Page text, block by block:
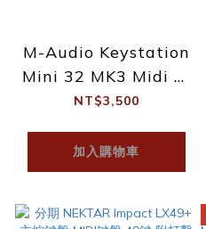
M-Audio Keystation
Mini 32 MK3 Midi 鍵
盤 附 Pro tools
NT$3,500
加入購物車